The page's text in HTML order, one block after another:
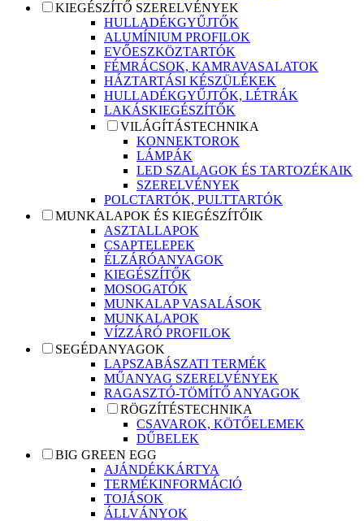
KIEGÉSZÍTŐ SZERELVÉNYEK
HULLADÉKGYŰJTŐK
ALUMÍNIUM PROFILOK
EVŐESZKÖZTARTÓK
FÉMRÁCSOK, KAMRAVASALATOK
HÁZTARTÁSI KÉSZÜLÉKEK
HULLADÉKGYŰJTŐK, LÉTRÁK
LAKÁSKIEGÉSZÍTŐK
VILÁGÍTÁSTECHNIKA
KONNEKTOROK
LÁMPÁK
LED SZALAGOK ÉS TARTOZÉKAIK
SZERELVÉNYEK
POLCTARTÓK, PULTTARTÓK
MUNKALAPOK ÉS KIEGÉSZÍTŐIK
ASZTALLAPOK
CSAPTELEPEK
ÉLZÁRÓANYAGOK
KIEGÉSZÍTŐK
MOSOGATÓK
MUNKALAP VASALÁSOK
MUNKALAPOK
VÍZZÁRÓ PROFILOK
SEGÉDANYAGOK
LAPSZABÁSZATI TERMÉK
MŰANYAG SZERELVÉNYEK
RAGASZTÓ-TÖMÍTŐ ANYAGOK
RÖGZÍTÉSTECHNIKA
CSAVAROK, KÖTŐELEMEK
DŰBELEK
BIG GREEN EGG
AJÁNDÉKKÁRTYA
TERMÉKINFORMÁCIÓ
TOJÁSOK
ÁLLVÁNYOK